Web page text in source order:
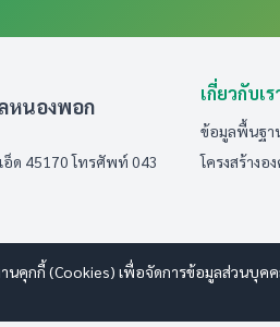
หนองพอก
ด 45170 โทรศัพท์ 043
เกี่ยวกับเร
ข้อมูลพื้นฐา
โครงสร้างอ
คุกกี้ (Cookies) เพื่อจัดการข้อมูลส่วนบุค